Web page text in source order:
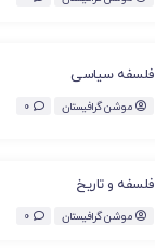
فلسفه سیاسی
موشن گرافیستان 0
فلسفه و تاریخ
موشن گرافیستان 0